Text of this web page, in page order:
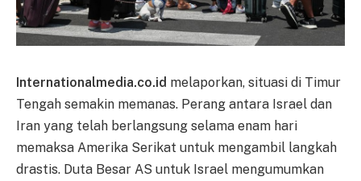
Internationalmedia.co.id melaporkan, situasi di Timur
Tengah semakin memanas. Perang antara Israel dan
Iran yang telah berlangsung selama enam hari
memaksa Amerika Serikat untuk mengambil langkah
drastis. Duta Besar AS untuk Israel mengumumkan